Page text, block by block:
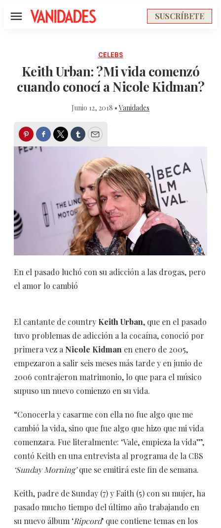
Menú SUSCRÍBETE
CELEBS
Keith Urban: ?Mi vida comenzó
cuando conocí a Nicole Kidman?
Junio 12, 2018 •Vanidades
Pinterest
Facebook
TwitterTumblrEmail
En el pasado luchó con su adicción a las drogas, pero
el amor lo cambió
El cantante de country Keith Urban, que en el pasado
tuvo problemas de adicción a la cocaína, conoció por
primera vez a Nicole Kidman en enero de 2005,
empezaron a salir seis meses más tarde y en junio de
2006 contrajeron matrimonio, lo que para el músico
supuso un nuevo comienzo en su vida.
“Conocerla y casarme con ella no fue algo que me
cambió la vida, sino que fue algo que hizo que mi vida
comenzara. Fue literalmente: ‘Vale, empieza la vida’”,
contó Keith en una entrevista al programa de la CBS
‘Sunday Morning’que se emitirá este fin de semana.
Keith, padre de Sunday (7) y Faith (5) con su mujer, ha
pasado mucho tiempo del último año trabajando en
su nuevo álbum ‘Ripcord’ que contiene temas en los